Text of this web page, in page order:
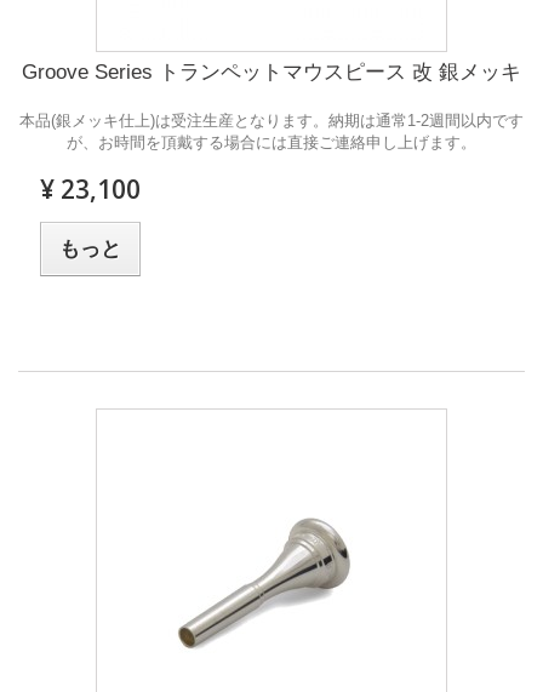
Groove Series トランペットマウスピース 改 銀メッキ
本品(銀メッキ仕上)は受注生産となります。納期は通常1-2週間以内です
が、お時間を頂戴する場合には直接ご連絡申し上げます。
¥ 23,100
もっと